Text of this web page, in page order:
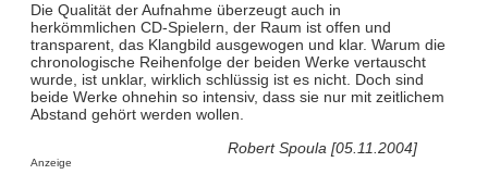
Die Qualität der Aufnahme überzeugt auch in
herkömmlichen CD-Spielern, der Raum ist offen und
transparent, das Klangbild ausgewogen und klar. Warum die
chronologische Reihenfolge der beiden Werke vertauscht
wurde, ist unklar, wirklich schlüssig ist es nicht. Doch sind
beide Werke ohnehin so intensiv, dass sie nur mit zeitlichem
Abstand gehört werden wollen.
Robert Spoula [05.11.2004]
Anzeige